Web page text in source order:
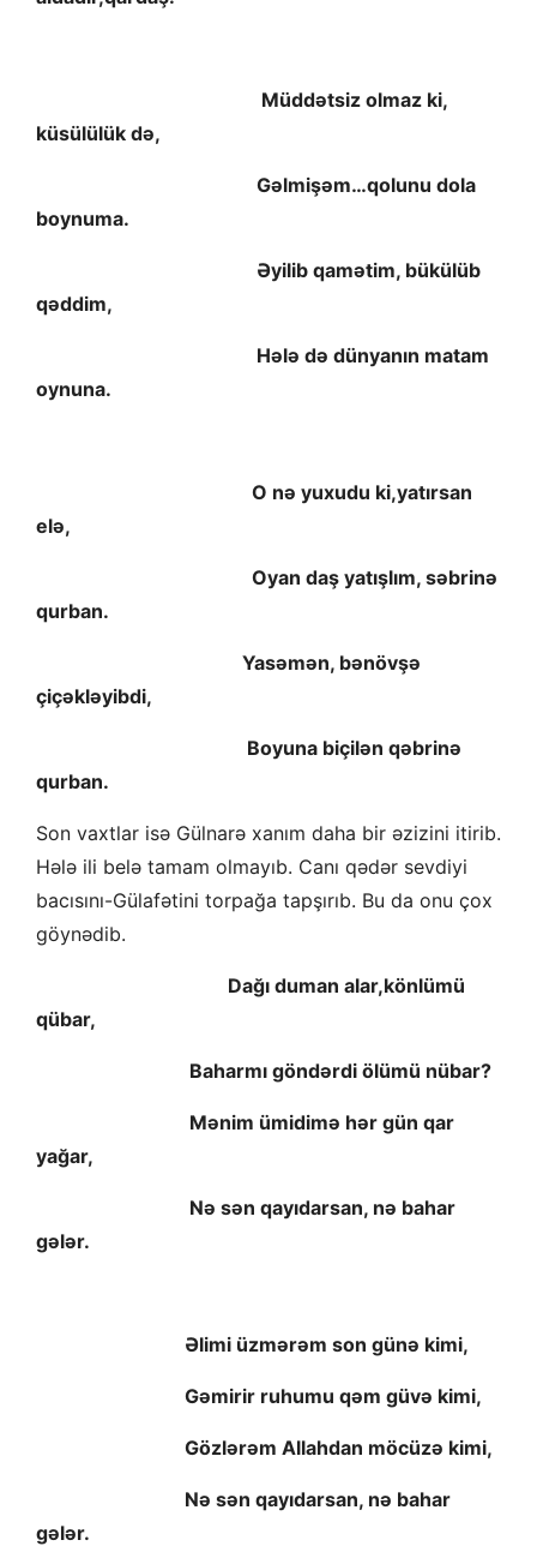
Müddətsiz olmaz ki,
küsülülük də,
Gəlmişəm…qolunu dola
boynuma.
Əyilib qamətim, bükülüb
qəddim,
Hələ də dünyanın matam
oynuna.
O nə yuxudu ki,yatırsan
elə,
Oyan daş yatışlım, səbrinə
qurban.
Yasəmən, bənövşə
çiçəkləyibdi,
Boyuna biçilən qəbrinə
qurban.
Son vaxtlar isə Gülnarə xanım daha bir əzizini itirib.
Hələ ili belə tamam olmayıb. Canı qədər sevdiyi
bacısını-Gülafətini torpağa tapşırıb. Bu da onu çox
göynədib.
Dağı duman alar,könlümü
qübar,
Baharmı göndərdi ölümü nübar?
Mənim ümidimə hər gün qar
yağar,
Nə sən qayıdarsan, nə bahar
gələr.
Əlimi üzmərəm son günə kimi,
Gəmirir ruhumu qəm güvə kimi,
Gözlərəm Allahdan möcüzə kimi,
Nə sən qayıdarsan, nə bahar
gələr.